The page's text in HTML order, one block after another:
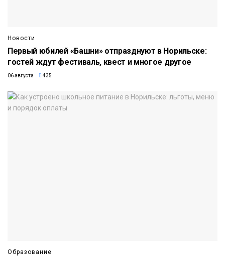
Новости
Первый юбилей «Башни» отпразднуют в Норильске:
гостей ждут фестиваль, квест и многое другое
06 августа 435
Образование